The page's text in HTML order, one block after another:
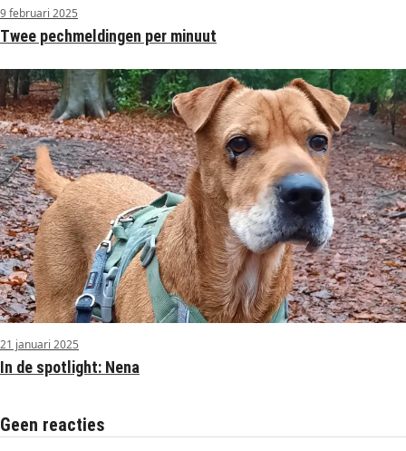
9 februari 2025
Twee pechmeldingen per minuut
21 januari 2025
In de spotlight: Nena
Geen reacties